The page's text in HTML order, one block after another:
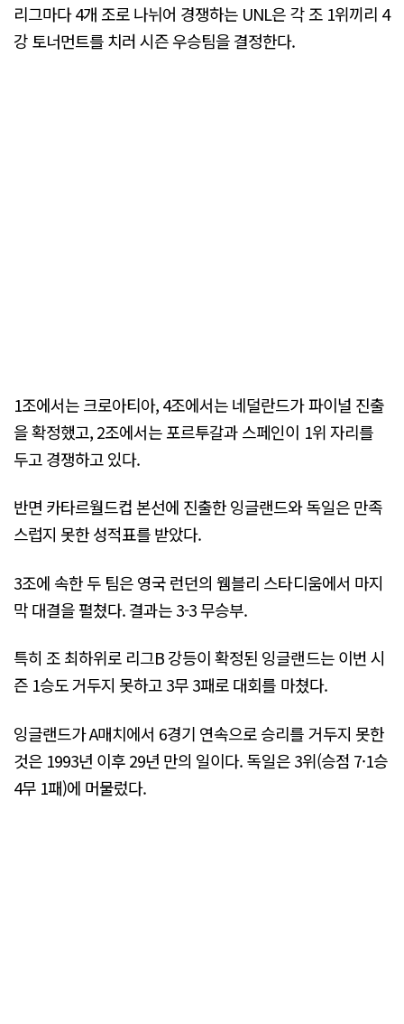
리그마다 4개 조로 나뉘어 경쟁하는 UNL은 각 조 1위끼리 4
강 토너먼트를 치러 시즌 우승팀을 결정한다.
1조에서는 크로아티아, 4조에서는 네덜란드가 파이널 진출
을 확정했고, 2조에서는 포르투갈과 스페인이 1위 자리를
두고 경쟁하고 있다.
반면 카타르월드컵 본선에 진출한 잉글랜드와 독일은 만족
스럽지 못한 성적표를 받았다.
3조에 속한 두 팀은 영국 런던의 웸블리 스타디움에서 마지
막 대결을 펼쳤다. 결과는 3-3 무승부.
특히 조 최하위로 리그B 강등이 확정된 잉글랜드는 이번 시
즌 1승도 거두지 못하고 3무 3패로 대회를 마쳤다.
잉글랜드가 A매치에서 6경기 연속으로 승리를 거두지 못한
것은 1993년 이후 29년 만의 일이다. 독일은 3위(승점 7·1승
4무 1패)에 머물렀다.